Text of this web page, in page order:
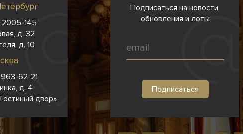
145
д. 32
д. 10
62-21
д. 4
двор»
Подписаться на новости,
обновления и лоты